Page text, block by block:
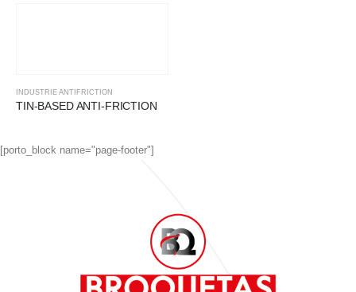
INDUSTRIE ANTIFRICTION
TIN-BASED ANTI-FRICTION
[porto_block name="page-footer"]